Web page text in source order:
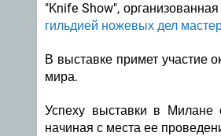
"Knife Show", организованная
гильдией ножевых дел
В выставке примет участие
мира.
Успеху выставки в Милане
начиная с места ее